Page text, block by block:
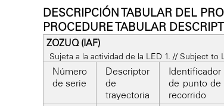
DESCRIPCIÓN TABULAR DEL
PROCEDURE TABULAR
ZOZUQ (IAF)
Sujeta a la actividad de la LED 1. // Subject to
Número
de serie
Descriptor
de
trayectoria
Identificador
de punto de
recorrido